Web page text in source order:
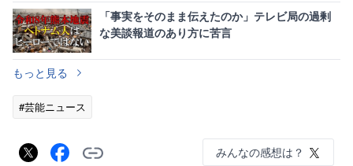
「事実をそのまま伝えたのか」テレビ局の過剰
な美談報道のあり方に苦言
もっと見る
#芸能ニュース
みんなの感想は？